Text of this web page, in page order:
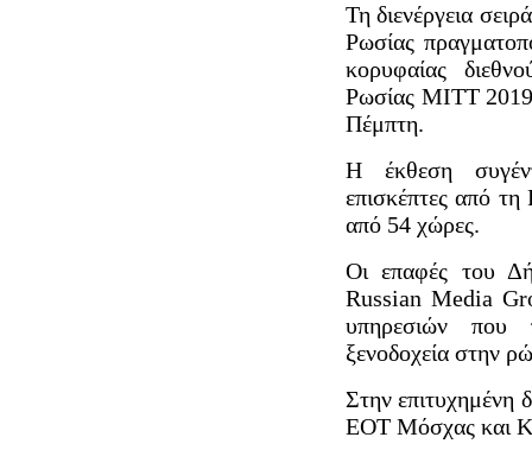
Τη διενέργεια
Ρωσίας
κορυφαίας
Ρωσίας ΜΙΤΤ 2019,
Πέμπτη.
Η έκθεση
επισκέπτες από
από 54 χώρες.
Οι επαφές του
Russian Media
υπηρεσιών που
ξενοδοχεία στην
Στην επιτυχημένη
ΕΟΤ Μόσχας και